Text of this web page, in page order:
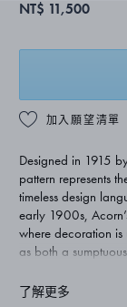
NT$ 11,500
加入願望清單
Designed in 1915
pattern represents
timeless design
early 1900s,
where decoration is
as both a
remains one of
了解更多